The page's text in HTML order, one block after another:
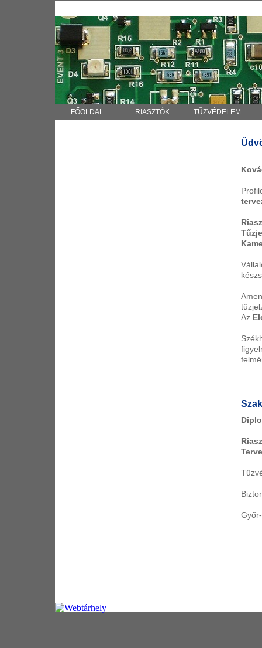
FŐOLDAL RIASZTÓK TŰZVÉDELEM
Az